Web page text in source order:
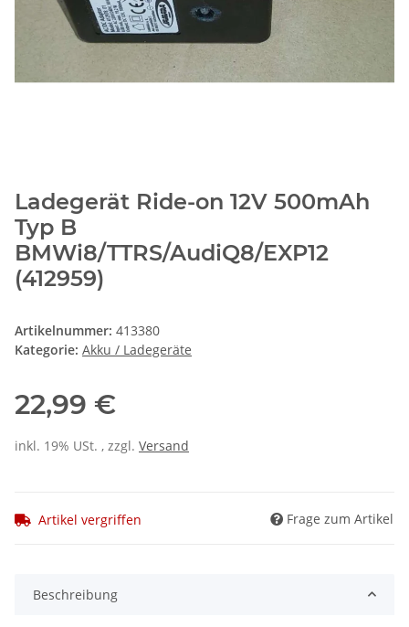
Ladegerät Ride-on 12V 500mAh
Typ B
BMWi8/TTRS/AudiQ8/EXP12
(412959)
Artikelnummer: 413380
Kategorie: Akku / Ladegeräte
22,99 €
inkl. 19% USt. , zzgl. Versand
Artikel vergriffen Frage zum Artikel
Beschreibung